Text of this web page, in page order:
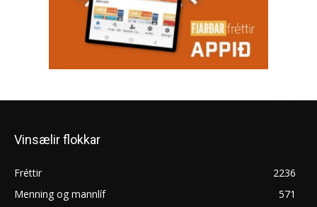
Vinsælir flokkar
Fréttir
2236
Menning og mannlíf
571